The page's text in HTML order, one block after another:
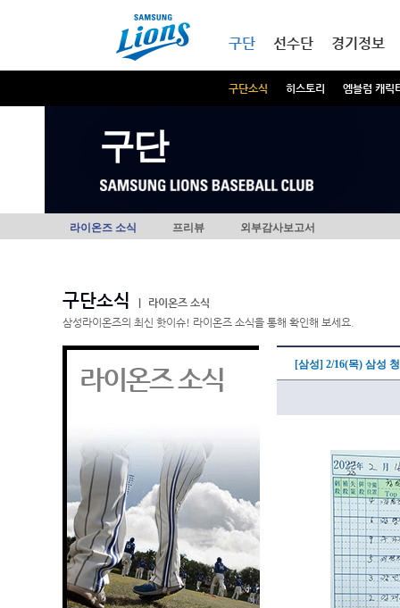
구단
구단소식 히스토리 엠블럼 캐릭
선수단 경기정보
구단
라이온즈 소식 프리뷰 외부감사보고서
구단소식
라이온즈 소식
삼성라이온즈의 최신 핫이슈! 라이온즈 소식을 통해 확인해 보세요.
라이온즈 소식 [삼성] 2/16(목) 삼성